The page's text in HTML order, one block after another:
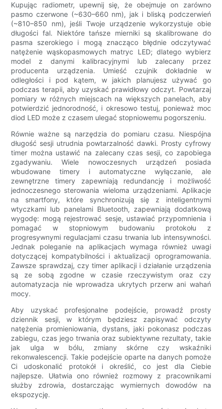
Kupując radiometr, upewnij się, że obejmuje on zarówno
pasmo czerwone (~630–660 nm), jak i bliską podczerwień
(~810–850 nm), jeśli Twoje urządzenie wykorzystuje obie
długości fal. Niektóre tańsze mierniki są skalibrowane do
pasma szerokiego i mogą znacząco błędnie odczytywać
natężenie wąskopasmowych matryc LED; dlatego wybierz
model z danymi kalibracyjnymi lub zalecany przez
producenta urządzenia. Umieść czujnik dokładnie w
odległości i pod kątem, w jakich planujesz używać go
podczas terapii, aby uzyskać prawidłowy odczyt. Powtarzaj
pomiary w różnych miejscach na większych panelach, aby
potwierdzić jednorodność, i okresowo testuj, ponieważ moc
diod LED może z czasem ulegać stopniowemu pogorszeniu.
Równie ważne są narzędzia do pomiaru czasu. Niespójna
długość sesji utrudnia powtarzalność dawki. Prosty cyfrowy
timer można ustawić na zalecany czas sesji, co zapobiega
zgadywaniu. Wiele nowoczesnych urządzeń posiada
wbudowane timery i automatyczne wyłączanie, ale
zewnętrzne timery zapewniają redundancję i możliwość
jednoczesnego sterowania wieloma urządzeniami. Aplikacje
na smartfony, które synchronizują się z inteligentnymi
wtyczkami lub panelami Bluetooth, zapewniają dodatkową
wygodę: mogą rejestrować sesje, ustawiać przypomnienia i
pomagać w stopniowym budowaniu protokołu z
progresywnymi regulacjami czasu trwania lub intensywności.
Jednak poleganie na aplikacjach wymaga również uwagi
dotyczącej kompatybilności i aktualizacji oprogramowania.
Zawsze sprawdzaj, czy timer aplikacji i działanie urządzenia
są ze sobą zgodne w czasie rzeczywistym oraz czy
automatyzacja nie wprowadza ukrytych przerw ani wahań
mocy.
Aby uzyskać profesjonalne podejście, prowadź prosty
dziennik sesji, w którym będziesz zapisywać odczyty
natężenia promieniowania, dystans, jaki pokonasz podczas
zabiegu, czas jego trwania oraz subiektywne rezultaty, takie
jak ulga w bólu, zmiany skórne czy wskaźniki
rekonwalescencji. Takie podejście oparte na danych pomoże
Ci udoskonalić protokół i określić, co jest dla Ciebie
najlepsze. Ułatwia ono również rozmowy z pracownikami
służby zdrowia, dostarczając wymiernych dowodów na
ekspozycję.